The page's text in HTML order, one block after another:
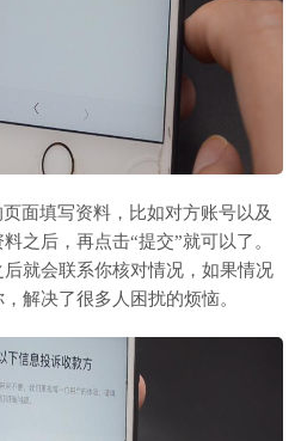
面填写资料，比如对方账号以及
之后，再点击“提交”就可以了。
就会联系你核对情况，如果情况
解决了很多人困扰的烦恼。